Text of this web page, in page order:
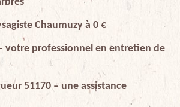
Chaumuzy à 0 €
votre professionnel en entretien de
51170 – une assistance